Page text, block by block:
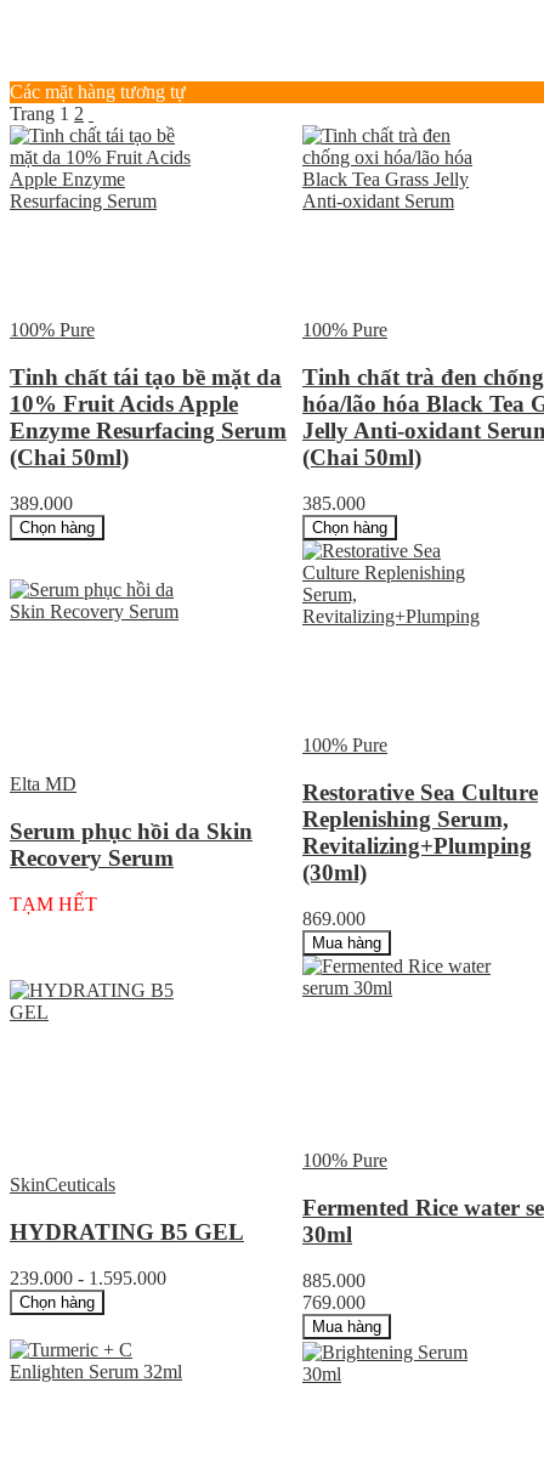
Các mặt hàng tương tự
Trang 1 2
100% Pure
Tinh chất tái tạo bề mặt da
10% Fruit Acids Apple
Enzyme Resurfacing Serum
(Chai 50ml)
389.000
Chọn hàng
100% Pure
Tinh chất trà đen
hóa/lão hóa Black Tea
Jelly Anti-oxidant
(Chai 50ml)
385.000
Chọn hàng
Elta MD
Serum phục hồi da Skin
Recovery Serum
TẠM HẾT
100% Pure
Restorative Sea Culture
Replenishing Serum,
Revitalizing+Plumping
(30ml)
869.000
Mua hàng
SkinCeuticals
HYDRATING B5 GEL
239.000 - 1.595.000
Chọn hàng
100% Pure
Fermented Rice water
30ml
885.000
769.000
Mua hàng